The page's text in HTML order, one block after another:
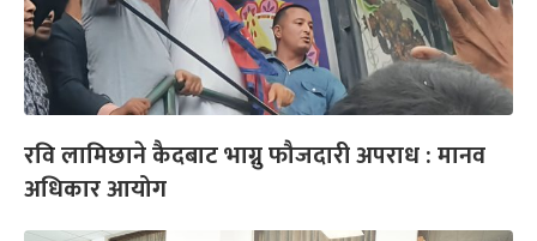
रवि लामिछाने कैदबाट भाग्नु फौजदारी अपराध : मानव
अधिकार आयोग